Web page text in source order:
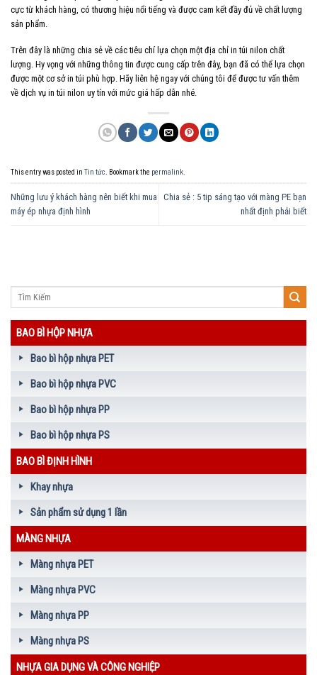
cực từ khách hàng, có thương hiệu nổi tiếng và được cam kết đầy đủ về chất lượng
sản phẩm.
Trên đây là những chia sẻ về các tiêu chí lựa chọn một địa chỉ in túi nilon chất
lượng. Hy vọng với những thông tin được cung cấp trên đây, bạn đã có thể lựa chọn
được một cơ sở in túi phù hợp. Hãy liên hệ ngay với chúng tôi để được tư vấn thêm
về dịch vụ in túi nilon uy tín với mức giá hấp dẫn nhé.
This entry was posted in Tin tức. Bookmark the permalink.
Những lưu ý khách hàng nên biết khi mua
máy ép nhựa định hình
Chia sẻ : 5 tip sáng tạo với màng PE bạn
nhất định phải biết
BAO BÌ HỘP NHỰA
Bao bì hộp nhựa PET
Bao bì hộp nhựa PVC
Bao bì hộp nhựa PP
Bao bì hộp nhựa PS
BAO BÌ ĐỊNH HÌNH
Khay nhựa
Sản phẩm sử dụng 1 lần
MÀNG NHỰA
Màng nhựa PET
Màng nhựa PVC
Màng nhựa PP
Màng nhựa PS
NHỰA GIA DỤNG VÀ CÔNG NGHIỆP